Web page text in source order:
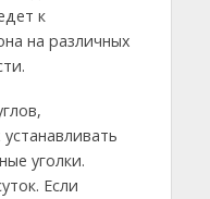
к
на различных
уголки.
Если